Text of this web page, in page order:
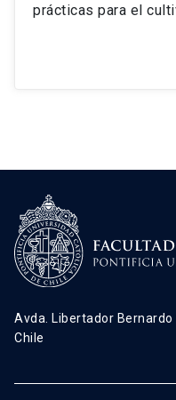
prácticas para el
Avda. Libertador Bernardo
Chile